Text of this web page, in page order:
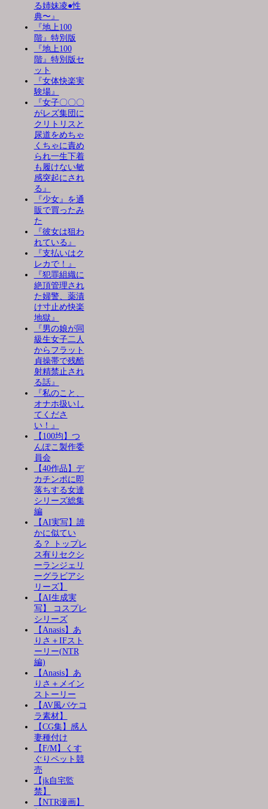
る姉妹凌●性
典〜』
『地上100
階』特別版
『地上100
階』特別版セ
ット
『女体快楽実
験場』
『女子〇〇〇
がレズ集団に
クリトリスと
尿道をめちゃ
くちゃに責め
られ一生下着
も履けない敏
感突起にされ
る』
『少女』を通
販で買ったみ
た
『彼女は狙わ
れている』
『支払いはク
レカで！』
『犯罪組織に
絶頂管理され
た婦警、薬漬
け寸止め快楽
地獄』
『男の娘が同
級生女子二人
からフラット
貞操帯で残酷
射精禁止され
る話』
『私のこと、
オナホ扱いし
てくださ
い！』
【100均】つ
んぽこ製作委
員会
【40作品】デ
カチンポに即
落ちする女達
シリーズ総集
編
【AI実写】誰
かに似てい
る？ トップレ
ス有りセクシ
ーランジェリ
ーグラビアシ
リーズ】
【AI生成実
写】 コスプレ
シリーズ
【Anasis】あ
りさ＋IFスト
ーリー(NTR
編)
【Anasis】あ
りさ＋メイン
ストーリー
【AV風パケコ
ラ素材】
【CG集】感人
妻種付け
【F/M】くす
ぐりペット競
売
【jk自宅監
禁】
【NTR漫画】